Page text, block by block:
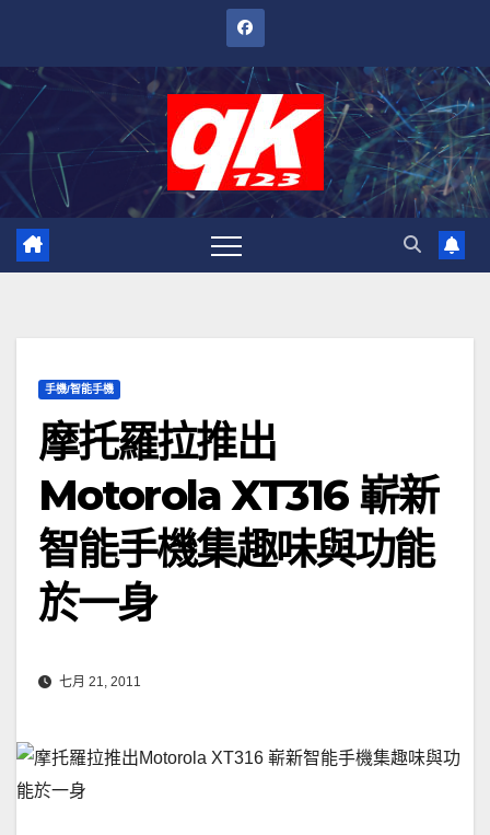
內
手機/智能手機
摩托羅拉推出
Motorola XT316 嶄新
智能手機集趣味與功能
於一身
七月 21, 2011